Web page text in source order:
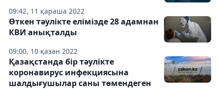
09:42, 11 қараша 2022
09:00, 10 қазан 2022
Өткен тәулікте елімізде 28 адамнан
КВИ анықталды
Қазақстанда бір тәулікте
коронавирус инфекциясына
шалдығушылар саны төмендеген